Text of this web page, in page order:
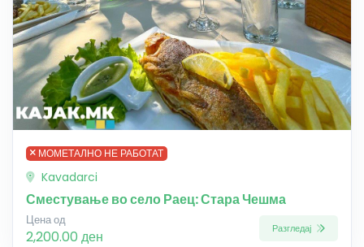
МОМЕТАЛНО НЕ РАБОТАТ
Kavadarci
Сместување во село Раец: Стара Чешма
Цена од
2,200.00 ден Разгледај